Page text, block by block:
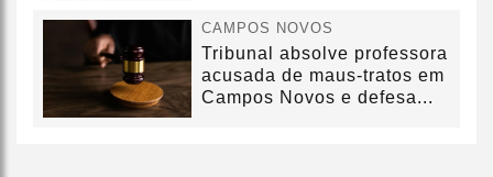
CAMPOS NOVOS
Tribunal absolve professora
acusada de maus-tratos em
Campos Novos e defesa...